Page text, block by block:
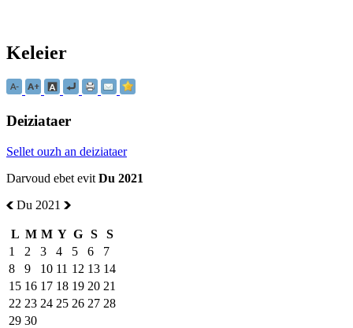
Keleier
Deiziataer
Sellet ouzh an deiziataer
Darvoud ebet evit Du 2021
Du 2021
L M M Y G S
S
1
2 3 4 5 6
7
8
9 10 11 12 13 14
15 16 17 18 19 20 21
22 23 24 25 26 27 28
29 30